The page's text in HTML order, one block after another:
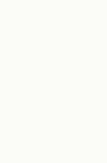
Deze
en verbindt
Haar